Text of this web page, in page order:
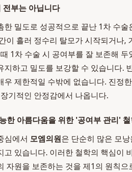
전부는 아닙니다
한 밀도로 성공적으로 끝난 1차 수
이 흘러 정수리 탈모가 시작되거나
1차 수술 시 공여부를 잘 보존해
지하고 밀도를 보강할 수 있습니다.
우 제한적일 수밖에 없습니다. 진정
기적인 안정감에서 나옵니다.
한 아름다움을 위한 '공여부 관리'
심에서 모엠의원은 단순히 많은 모
고 있습니다. 이러한 철학의 핵심이
자원을 보존하는 것을 제1의 원칙으